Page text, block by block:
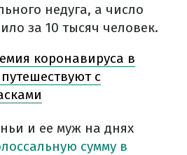
недуга, а число
за 10 тысяч человек.
коронавируса в
с
и ее муж на днях
сумму в